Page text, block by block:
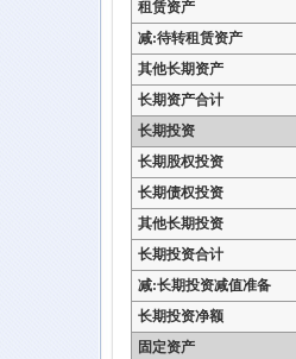
租赁资产
减:待转租赁资产
其他长期资产
长期资产合计
长期投资
长期股权投资
长期债权投资
其他长期投资
长期投资合计
减:长期投资减值准备
长期投资净额
固定资产